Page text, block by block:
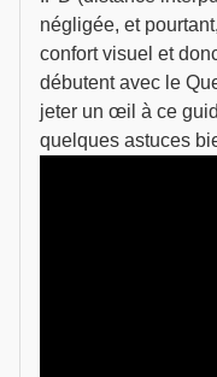
négligée, et
confort visuel et
débutent avec le
jeter un œil à ce
quelques astuces